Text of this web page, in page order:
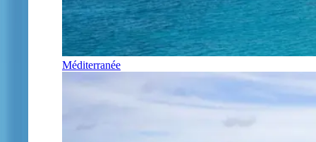
Méditerranée